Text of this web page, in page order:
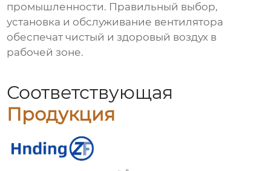
промышленности. Правильный выбор,
установка и обслуживание вентилятора
обеспечат чистый и здоровый воздух в
рабочей зоне.
Соответствующая
Продукция